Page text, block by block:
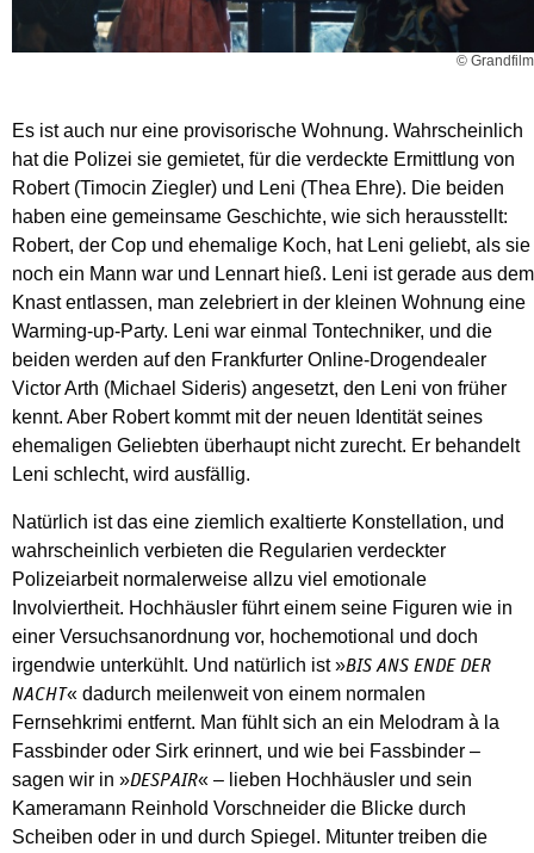
© Grandfilm
Es ist auch nur eine provisorische Wohnung. Wahrscheinlich
hat die Polizei sie gemietet, für die verdeckte Ermittlung von
Robert (Timocin Ziegler) und Leni (Thea Ehre). Die beiden
haben eine gemeinsame Geschichte, wie sich herausstellt:
Robert, der Cop und ehemalige Koch, hat Leni geliebt, als sie
noch ein Mann war und Lennart hieß. Leni ist gerade aus dem
Knast entlassen, man zelebriert in der kleinen Wohnung eine
Warming-up-Party. Leni war einmal Tontechniker, und die
beiden werden auf den Frankfurter Online-Drogendealer
Victor Arth (Michael Sideris) angesetzt, den Leni von früher
kennt. Aber Robert kommt mit der neuen Identität seines
ehemaligen Geliebten überhaupt nicht zurecht. Er behandelt
Leni schlecht, wird ausfällig.
Natürlich ist das eine ziemlich exaltierte Konstellation, und
wahrscheinlich verbieten die Regularien verdeckter
Polizeiarbeit normalerweise allzu viel emotionale
Involviertheit. Hochhäusler führt einem seine Figuren wie in
einer Versuchsanordnung vor, hochemotional und doch
irgendwie unterkühlt. Und natürlich ist »BIS ANS ENDE DER
NACHT« dadurch meilenweit von einem normalen
Fernsehkrimi entfernt. Man fühlt sich an ein Melodram à la
Fassbinder oder Sirk erinnert, und wie bei Fassbinder –
sagen wir in »DESPAIR« – lieben Hochhäusler und sein
Kameramann Reinhold Vorschneider die Blicke durch
Scheiben oder in und durch Spiegel. Mitunter treiben die